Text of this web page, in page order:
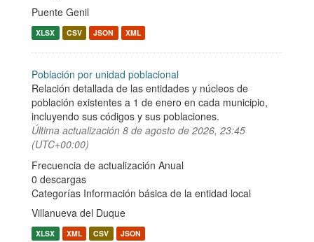
Puente Genil
XLSX CSV JSON XML
Población por unidad poblacional
Relación detallada de las entidades y núcleos de
población existentes a 1 de enero en cada municipio,
incluyendo sus códigos y sus poblaciones.
Última actualización 8 de agosto de 2026, 23:45
(UTC+00:00)
Frecuencia de actualización Anual
0 descargas
Categorías Información básica de la entidad local
Villanueva del Duque
XLSX XML CSV JSON